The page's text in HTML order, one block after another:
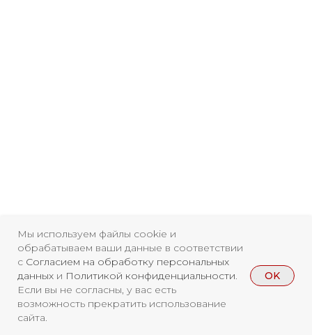
Мы используем файлы cookie и
обрабатываем ваши данные в соответствии
с Согласием на обработку персональных
данных и Политикой конфиденциальности.
Если вы не согласны, у вас есть
возможность прекратить использование
сайта.
OK
ФС77-84346 от 08.12.2022
ISSN 3033-9081
ВКонтакте
Макс
Новости